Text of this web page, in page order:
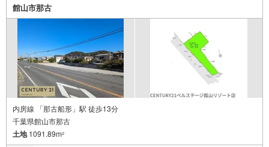
館山市那古
内房線 「那古船形」駅 徒歩13分
千葉県館山市那古
土地1091.89m2